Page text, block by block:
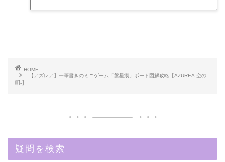
HOME
【アズレア】一筆書きのミニゲーム「盤星痕」ボード図解攻略【AZUREA-空の
唄-】
疑問を検索